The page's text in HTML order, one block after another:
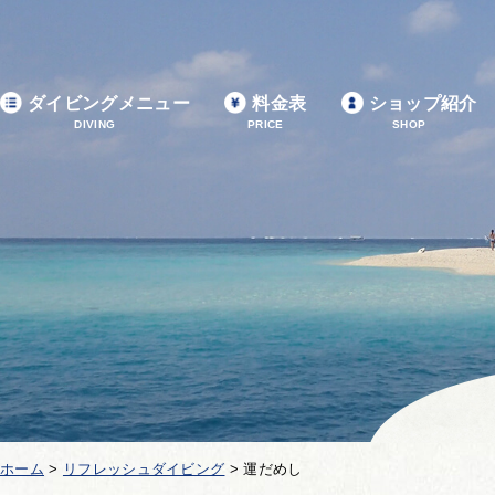
ダイビングメニュー
DIVING
料金表
PRICE
ショップ紹介
SHOP
ホーム > リフレッシュダイビング >運だめし